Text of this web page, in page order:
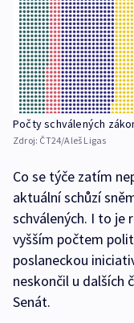
Počty schválených
Zdroj: ČT24/Aleš Ligas
Co se týče zatím
aktuální schůzí
schválených. I to je
vyšším počtem
poslaneckou
neskončil u dalších
Senát.